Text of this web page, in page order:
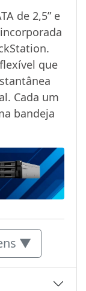
de 2,5” e
que
Cada um
bandeja
▼